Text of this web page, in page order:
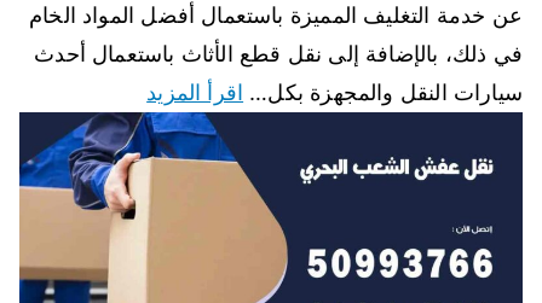
عن خدمة التغليف المميزة باستعمال أفضل المواد الخام
في ذلك، بالإضافة إلى نقل قطع الأثاث باستعمال أحدث
سيارات النقل والمجهزة بكل… اقرأ المزيد